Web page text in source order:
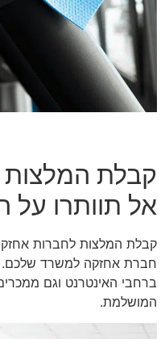
קבלת
אל תוותרו על
קבלת המלצות לחברות
חברת אחזקה למשרד שלכם.
ברחבי האינטרנט וגם
המושלמת.